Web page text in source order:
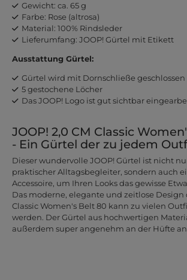
Gewicht: ca. 65 g
Farbe: Rose (altrosa)
Material: 100% Rindsleder
Lieferumfang: JOOP! Gürtel mit Etikett
Ausstattung Gürtel:
Gürtel wird mit Dornschließe geschlossen
5 gestochene Löcher
Das JOOP! Logo ist gut sichtbar
JOOP! 2,0 CM Classic
- Ein Gürtel der zu jedem
Dieser wundervolle JOOP! Gürtel ist nicht
praktischer Alltagsbegleiter, sondern auch
Accessoire, um Ihren Looks das gewisse
Das moderne, elegante und zeitlose Design
Classic Women's Belt 80 kann zu vielen
werden. Der Gürtel aus hochwertigen
außerdem super angenehm an der Hüfte